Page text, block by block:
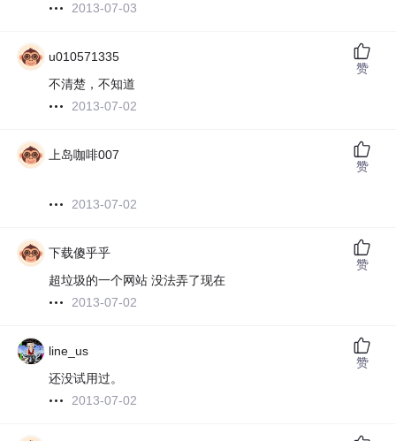
2013-07-03
u010571335
不清楚，不知道
2013-07-02
赞
上岛咖啡007
2013-07-02
赞
下载傻乎乎
超垃圾的一个网站 没法弄了现在
2013-07-02
赞
line_us
还没试用过。
2013-07-02
赞